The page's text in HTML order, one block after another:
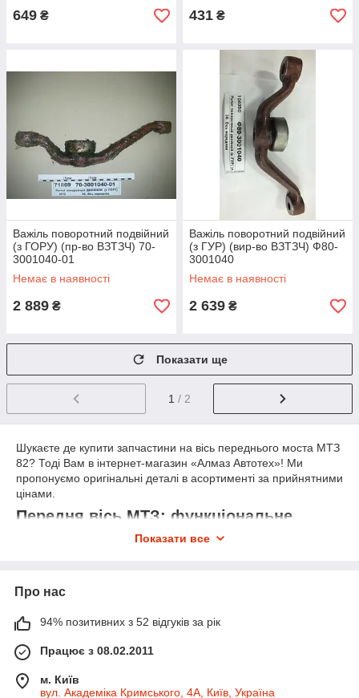
649 ₴ 431 ₴
Важіль поворотний подвійний
(з ГОРУ) (пр-во ВЗТЗЧ) 70-
3001040-01
Немає в наявності
2 889 ₴
Важіль поворотний подвійний
(з ГУР) (вир-во ВЗТЗЧ) Ф80-
3001040
Немає в наявності
2 639 ₴
Показати ще
1 / 2
Шукаєте де купити запчастини на вісь переднього моста МТЗ
82? Тоді Вам в інтернет-магазин «Алмаз Автотех»! Ми
пропонуємо оригінальні деталі в асортименті за прийнятними
цінами.
Передня вісь МТЗ: функціональне
транспортного засобу, а саме на основні його функції:
● Управління. За допомогою передньої осі водій керує
трактором.
● Амортизація. Підвіска пом'якшує удари та нерівності на
трактор від поломок.
Показати все
Про нас
94% позитивних з 52 відгуків за рік
Працює з 08.02.2011
м. Київ
вул. Академіка Кримського, 4А, Київ, Україна